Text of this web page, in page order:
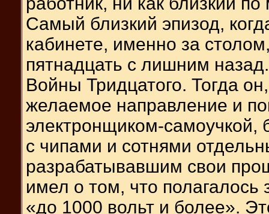
Самый близкий эпизод,
кабинете, именно за
пятнадцать с лишним
Войны Тридцатого. Тогда
желаемое направление и
электронщиком-самоучкой,
с чипами и сотнями
разрабатывавшим свои
имел о том, что полагалось
«до 1000 вольт и более».